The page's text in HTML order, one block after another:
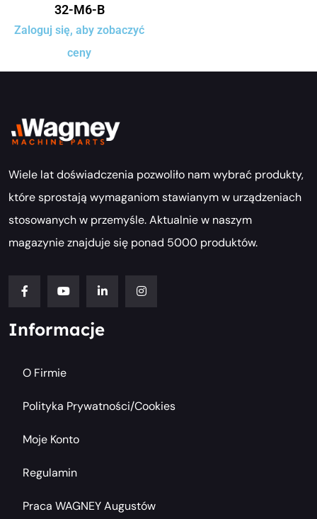
32-M6-B
Zaloguj się, aby zobaczyć
ceny
Wiele lat doświadczenia pozwoliło nam wybrać produkty,
które sprostają wymaganiom stawianym w urządzeniach
stosowanych w przemyśle. Aktualnie w naszym
magazynie znajduje się ponad 5000 produktów.
Informacje
O Firmie
Polityka Prywatności/cookies
Moje Konto
Regulamin
Praca WAGNEY Augustów